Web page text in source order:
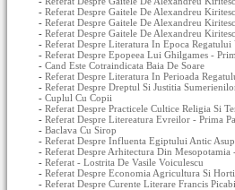
- Referat Despre Gaitele De Alexandreu
- Referat Despre Gaitele De Alexandreu
- Referat Despre Gaitele De Alexandreu
- Referat Despre Literatura In Epoca Regatului
- Referat Despre Epopeea Lui Ghilgames -
- Cand Este Cotraindicata Baia De Soare
- Referat Despre Literatura In Perioada
- Referat Despre Dreptul Si Justitia
- Cuplul Cu Copii
- Referat Despre Practicele Cultice Religia Si
- Referat Despre Litereatura Evreilor - Prima
- Baclava Cu Sirop
- Referat Despre Influenta Egiptului Antic
- Referat Despre Arhitectura Din Mesopotamia
- Referat - Lostrita De Vasile Voiculescu
- Referat Despre Economia Agricultura Si
- Referat Despre Curente Literare Francis